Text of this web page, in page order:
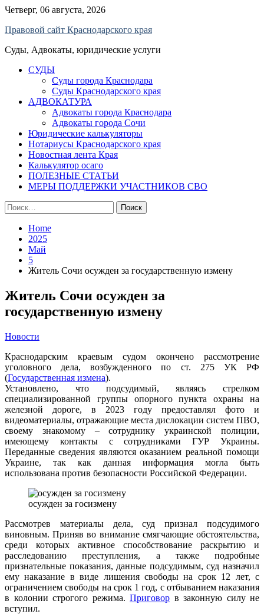
Skip
content
Четверг, 06 августа, 2026
Правовой сайт Краснодарского края
Суды, Адвокаты, юридические услуги
СУДЫ
Суды города Краснодара
Суды Краснодарского края
АДВОКАТУРА
Адвокаты города Краснодара
Адвокаты города Сочи
Юридические калькуляторы
Нотариусы Краснодарского края
Новостная лента Края
Калькулятор осаго
ПОЛЕЗНЫЕ СТАТЬИ
МЕРЫ ПОДДЕРЖКИ УЧАСТНИКОВ СВО
Найти:
Home
2025
Май
5
Житель Сочи осужден за государственную измену
Житель Сочи осужден за
государственную измену
Новости
Краснодарским краевым судом окончено рассмотрение
уголовного дела, возбужденного по ст. 275 УК РФ
(Государственная измена).
Установлено, что подсудимый, являясь стрелком
специализированной группы опорного пункта охраны на
железной дороге, в 2023 году предоставлял фото и
видеоматериалы, отражающие места дислокации систем ПВО,
своему знакомому – сотруднику украинской полиции,
имеющему контакты с сотрудниками ГУР Украины.
Переданные сведения являются оказанием реальной помощи
Украине, так как данная информация могла быть
использована против безопасности Российской Федерации.
осужден за госизмену
Рассмотрев материалы дела, суд признал подсудимого
виновным. Приняв во внимание смягчающие обстоятельства,
среди которых активное способствование раскрытию и
расследованию преступления, а также подробные
признательные показания, данные подсудимым, суд назначил
ему наказание в виде лишения свободы на срок 12 лет, с
ограничением свободы на срок 1 год, с отбыванием наказания
в колонии строгого режима. Приговор в законную силу не
вступил.